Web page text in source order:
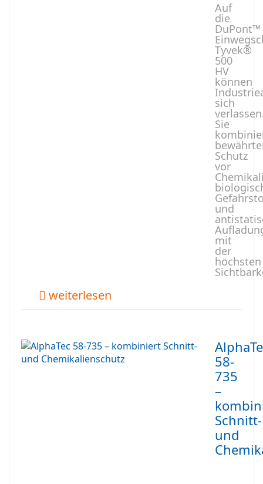
Auf
die
DuPont™
Tyvek®
500
HV
können
sich
Sie
Schutz
vor
und
mit
der
höchsten
weiterlesen
58-
735
–
Schnitt-
und